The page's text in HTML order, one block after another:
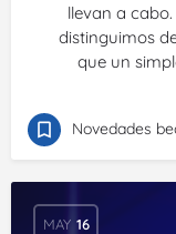
llevan a
distinguimos
que un
Novedades
MAY 16